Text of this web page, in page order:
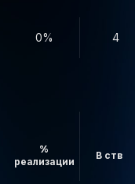
0% 4
%
реализации
В створ